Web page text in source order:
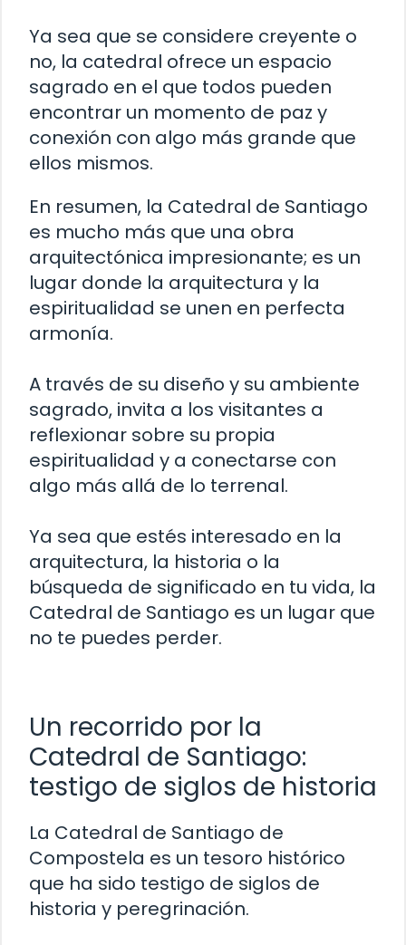
Ya sea que se considere creyente o
no, la catedral ofrece un espacio
sagrado en el que todos pueden
encontrar un momento de paz y
conexión con algo más grande que
ellos mismos.
En resumen, la Catedral de Santiago
es mucho más que una obra
arquitectónica impresionante; es un
lugar donde la arquitectura y la
espiritualidad se unen en perfecta
armonía.
A través de su diseño y su ambiente
sagrado, invita a los visitantes a
reflexionar sobre su propia
espiritualidad y a conectarse con
algo más allá de lo terrenal.
Ya sea que estés interesado en la
arquitectura, la historia o la
búsqueda de significado en tu vida, la
Catedral de Santiago es un lugar que
no te puedes perder.
Un recorrido por la
Catedral de Santiago:
testigo de siglos de historia
La Catedral de Santiago de
Compostela es un tesoro histórico
que ha sido testigo de siglos de
historia y peregrinación.